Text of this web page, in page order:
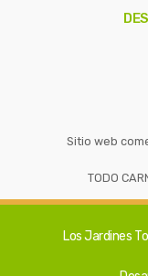
Sitio web
TODO
Los Jardines